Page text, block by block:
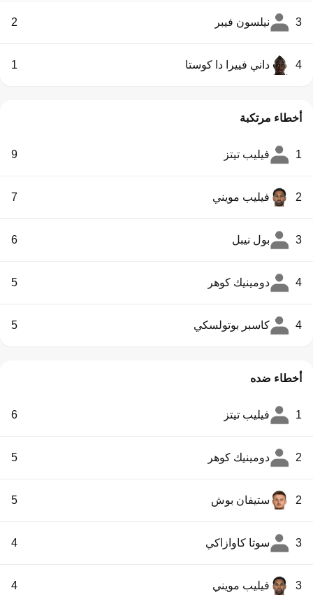
3 نيلسون فيبر 2
4 داني فييرا دا كوستا 1
أخطاء مرتكبة
1 فيليب تيتز 9
2 فيليب مويني 7
3 بول نيبل 6
4 دومينيك كوهر 5
4 كاسبر بوتولسكي 5
أخطاء ضده
1 فيليب تيتز 6
2 دومينيك كوهر 5
2 ستيفان بوش 5
3 سوتا كاوازاكي 4
3 فيليب مويني 4